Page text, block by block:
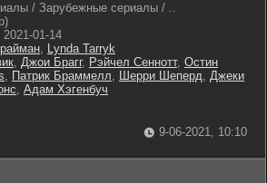
/ Зарубежные сериалы / ..
2021-01-14
, Lynda Tarryk
, Джои Брагг, Рэйчел Сеннотт, Остин
, Патрик Браммелл, Шерри Шеперд, Джеки
, Адам Хэгенбуч
9-06-2021, 10:10